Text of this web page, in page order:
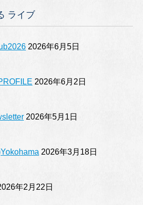
u
T
u
e
ライブ
2026年6月5日
2026年6月2日
2026年5月1日
2026年3月18日
年2月22日